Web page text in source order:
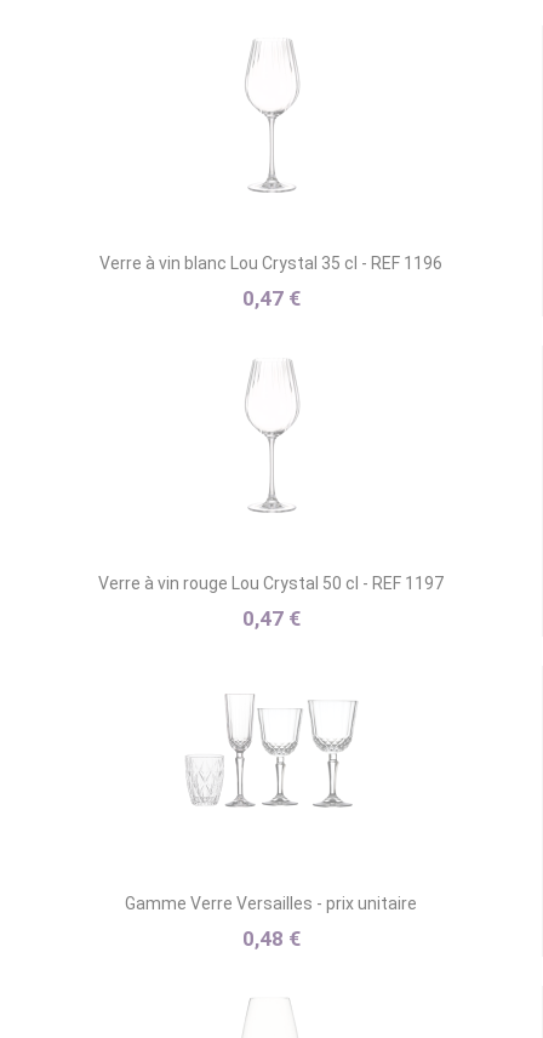
Verre à vin blanc Lou Crystal 35 cl - REF 1196
0,47 €
Verre à vin rouge Lou Crystal 50 cl - REF 1197
0,47 €
Gamme Verre Versailles - prix unitaire
0,48 €